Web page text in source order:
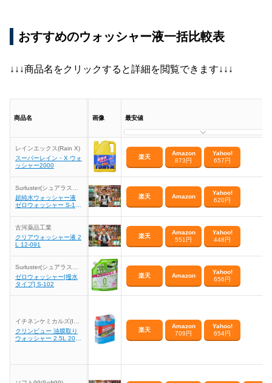
おすすめのウォッシャー液一括比較表
↓↓↓商品名をクリックすると詳細を閲覧できます↓↓↓
商品名 画像 最安値
レインエックス(Rain X)
スーパーレイン・X ウォ
ッシャー2000
楽天
Amazon
873円
Yahoo!
657円
Surluster(シュアラスタ
ー)
超純水ウォッシャー液
ゼロウォッシャー S-10
楽天 Amazon
Yahoo!
620円
古河薬品工業
クリアウォッシャー液 2
L 12-091
楽天
Amazon
551円
Yahoo!
448円
Surluster(シュアラスタ
ー)
ゼロウォッシャー[撥水
タイプ] S-102
楽天 Amazon
Yahoo!
656円
イチネンケミカルズ(Ichi
nen Chemicals)
クリンビュー 油膜取り
ウォッシャー 2.5L 208
楽天
Amazon
709円
Yahoo!
654円